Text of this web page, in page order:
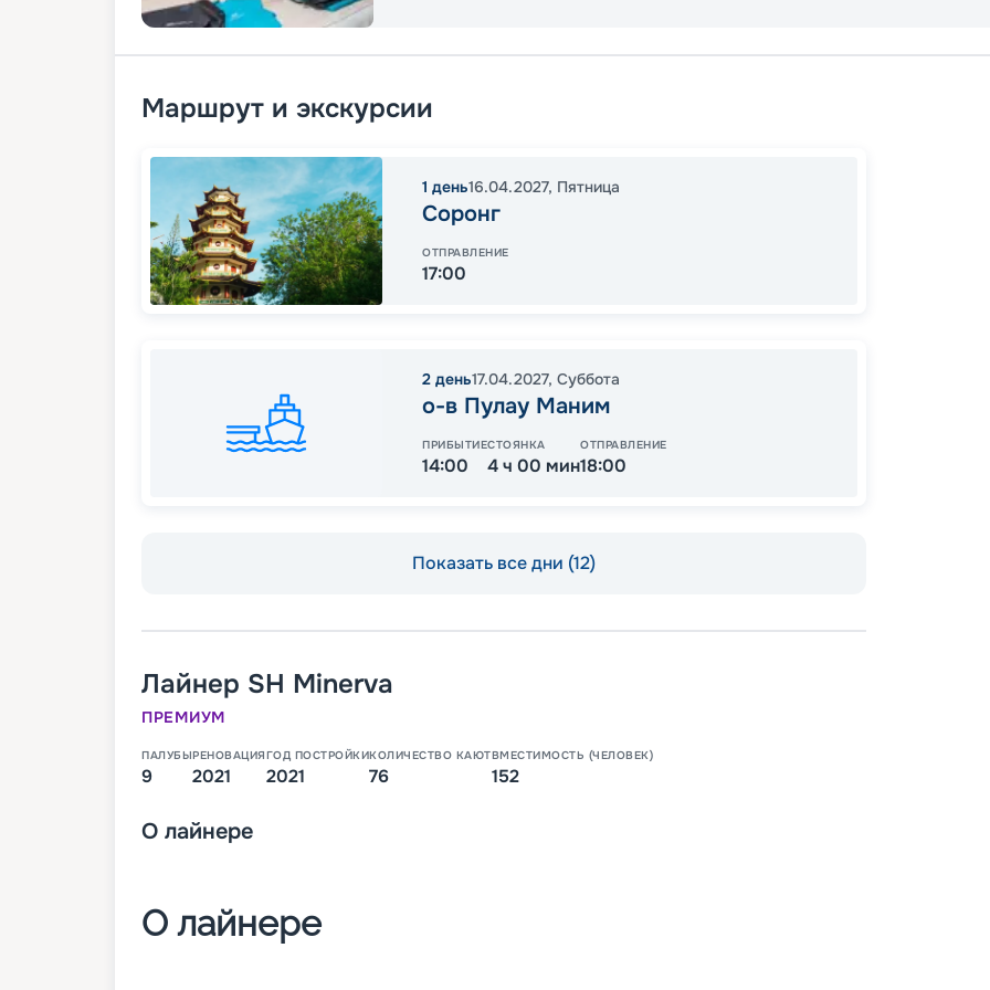
Маршрут и экскурсии
1 день16.04.2027, Пятница
Соронг
ОТПРАВЛЕНИЕ
17:00
2 день17.04.2027, Суббота
о-в Пулау Маним
ПРИБЫТИЕ
14:00
СТОЯНКА
4 ч 00 мин
ОТПРАВЛЕНИЕ
18:00
Показать все дни (12)
Лайнер SH Minerva
ПРЕМИУМ
ПАЛУБЫ
9
РЕНОВАЦИЯ
2021
ГОД ПОСТРОЙКИ
2021
КОЛИЧЕСТВО КАЮТ
76
ВМЕСТИМОСТЬ (ЧЕЛОВЕК)
152
О лайнере
О лайнере